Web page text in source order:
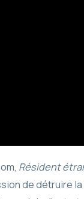
Résident
de détruire